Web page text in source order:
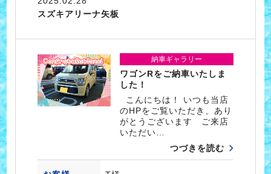
スズキアリーナ矢板
納車ギャラリー
ワゴンRをご納車いたしま
した！
こんにちは！ いつも当店
のHPをご覧いただき、あり
がとうございます ご来店
いただい…
つづきを読む